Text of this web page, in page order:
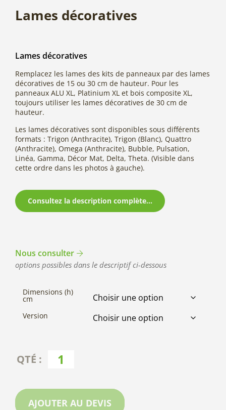
Lames décoratives
Lames décoratives
Remplacez les lames des kits de panneaux par des lames
décoratives de 15 ou 30 cm de hauteur. Pour les
panneaux ALU XL, Platinium XL et bois composite XL,
toujours utiliser les lames décoratives de 30 cm de
hauteur.
Les lames décoratives sont disponibles sous différents
formats : Trigon (Anthracite), Trigon (Blanc), Quattro
(Anthracite), Omega (Anthracite), Bubble, Pulsation,
Linéa, Gamma, Décor Mat, Delta, Theta. (Visible dans
cette ordre dans les photos à gauche).
Consultez la description complète...
Nous consulter
options possibles dans le descriptif ci-dessous
Dimensions (h)
cm
Version
AJOUTER AU DEVIS